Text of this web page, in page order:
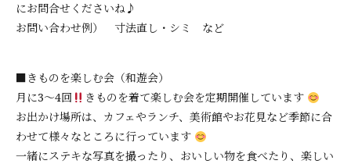
にお問合せくださいね♪
お問い合わせ例） 寸法直し・シミ など
■きものを楽しむ会（和遊会）
月に3～4回
きものを着て楽しむ会を定期開催しています
お出かけ場所は、カフェやランチ、美術館やお花見など季節に合
わせて様々なところに行っています
一緒にステキな写真を撮ったり、おいしい物を食べたり、楽しい